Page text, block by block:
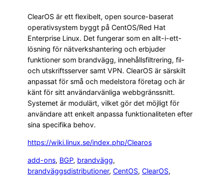
ClearOS är ett flexibelt, open source-baserat
operativsystem byggt på CentOS/Red Hat
Enterprise Linux. Det fungerar som en allt-i-ett-
lösning för nätverkshantering och erbjuder
funktioner som brandvägg, innehållsfiltrering, fil-
och utskriftsserver samt VPN. ClearOS är särskilt
anpassat för små och medelstora företag och är
känt för sitt användarvänliga webbgränssnitt.
Systemet är modulärt, vilket gör det möjligt för
användare att enkelt anpassa funktionaliteten efter
sina specifika behov.
https://wiki.linux.se/index.php/Clearos
add-ons, BGP, brandvägg
brandväggsdistributioner, CentOS, ClearOS